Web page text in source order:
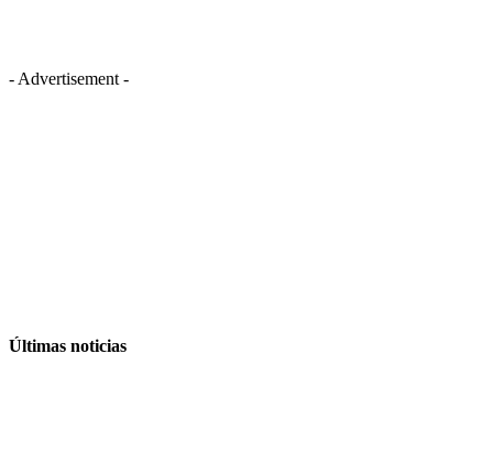
- Advertisement -
Últimas noticias